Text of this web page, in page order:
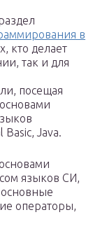
в
кто делает
так и для
посещая
Java.
языков СИ,
основные
операторы,